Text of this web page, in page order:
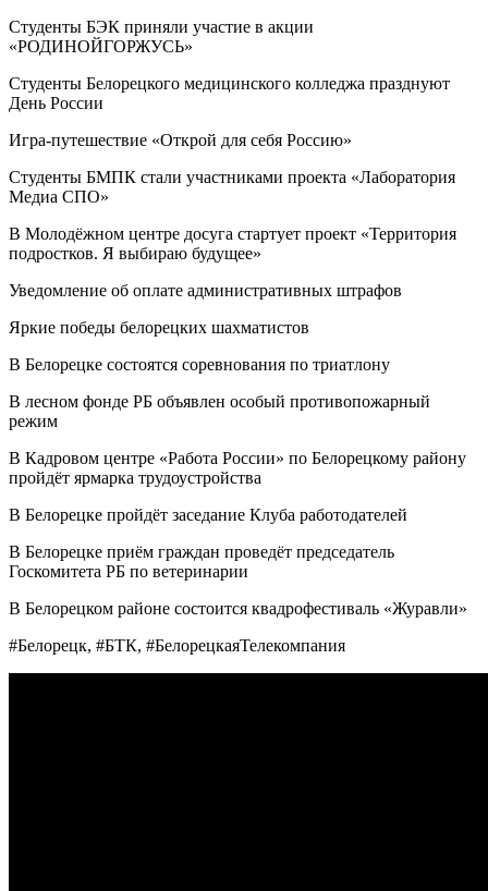
Студенты БЭК приняли участие в акции
«РОДИНОЙГОРЖУСЬ»
Студенты Белорецкого медицинского колледжа празднуют
День России
Игра-путешествие «Открой для себя Россию»
Студенты БМПК стали участниками проекта «Лаборатория
Медиа СПО»
В Молодёжном центре досуга стартует проект «Территория
подростков. Я выбираю будущее»
Уведомление об оплате административных штрафов
Яркие победы белорецких шахматистов
В Белорецке состоятся соревнования по триатлону
В лесном фонде РБ объявлен особый противопожарный
режим
В Кадровом центре «Работа России» по Белорецкому району
пройдёт ярмарка трудоустройства
В Белорецке пройдёт заседание Клуба работодателей
В Белорецке приём граждан проведёт председатель
Госкомитета РБ по ветеринарии
В Белорецком районе состоится квадрофестиваль «Журавли»
#Белорецк, #БТК, #БелорецкаяТелекомпания